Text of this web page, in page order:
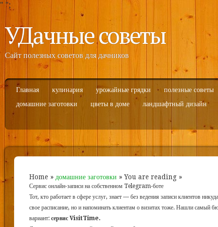
" ";
УДачные советы
Сайт полезных советов для дачников
Главная кулинария урожайные грядки
полезные советы
домашние заготовки
цветы в доме ландшафтный дизайн
Home » домашние заготовки » You are reading »
Сервис онлайн-записи на собственном Telegram-боте
Тот, кто работает в сфере услуг, знает — без ведения записи клиентов
свое расписание, но и напоминать клиентам о визитах тоже. Нашли самый
вариант: сервис VisitTime.